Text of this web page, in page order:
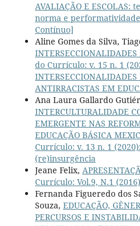
AVALIAÇÃO E ESCOLAS:
norma e
Contínuo]
Aline Gomes da Silva,
INTERSECCIONALIDADES
do Currículo: v. 15 n. 1
INTERSECCIONALIDADES
ANTIRRACISTAS EM
Ana Laura Gallardo
INTERCULTURALIDADE
EMERGENTE NAS
EDUCAÇÃO BÁSICA
Currículo: v. 13 n. 1
(re)insurgência
Jeane Felix,
Currículo: Vol.9, N.1 (2016)
Fernanda Figueredo dos
Souza, EDUCAÇÃO,
PERCURSOS E